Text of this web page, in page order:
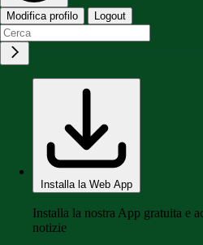
Modifica profilo Logout
Installa la Web App
Installa la nostra App gratuita e
notizie